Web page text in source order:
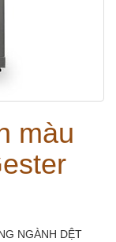
màu
NGÀNH DỆT